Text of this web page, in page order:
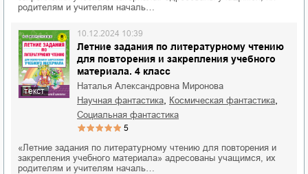
родителям и учителям началь…
текст
Летние задания по литературному чтению
для повторения и закрепления учебного
материала. 4 класс
10.12.2024 10:39
Наталья Александровна Миронова
научная фантастика
космическая фантастика
социальная фантастика
5
«Летние задания по литературному чтению для повторения и
закрепления учебного материала» адресованы учащимся, их
родителям и учителям началь…